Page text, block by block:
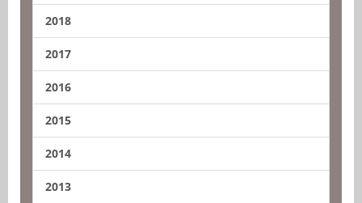
2018
2017
2016
2015
2014
2013